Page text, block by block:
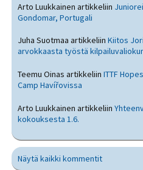
Arto Luukkainen artikkeliin
Gondomar, Portugali
Juha Suotmaa artikkeliinKiitos
arvokkaasta työstä
Teemu Oinas artikkeliinITTF
Camp Havířovissa
Arto Luukkainen artikkeliin
kokouksesta 1.6.
Näytä kaikki kommentit